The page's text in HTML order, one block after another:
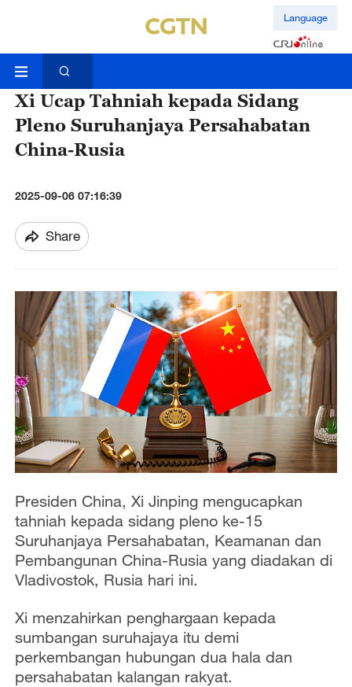
Language
Xi Ucap Tahniah kepada Sidang
Pleno Suruhanjaya Persahabatan
China-Rusia
2025-09-06 07:16:39
Share
Presiden China, Xi Jinping mengucapkan
tahniah kepada sidang pleno ke-15
Suruhanjaya Persahabatan, Keamanan dan
Pembangunan China-Rusia yang diadakan di
Vladivostok, Rusia hari ini.
Xi menzahirkan penghargaan kepada
sumbangan suruhajaya itu demi
perkembangan hubungan dua hala dan
persahabatan kalangan rakyat.